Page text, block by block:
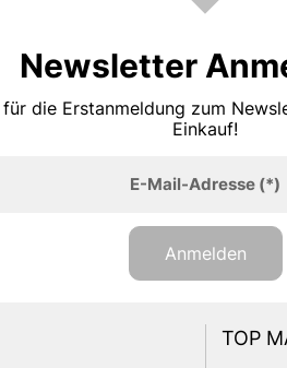
Newsletter
die Erstanmeldung zum
Einkauf!
E-Mail-Adresse(*)
Anmelden
TOP